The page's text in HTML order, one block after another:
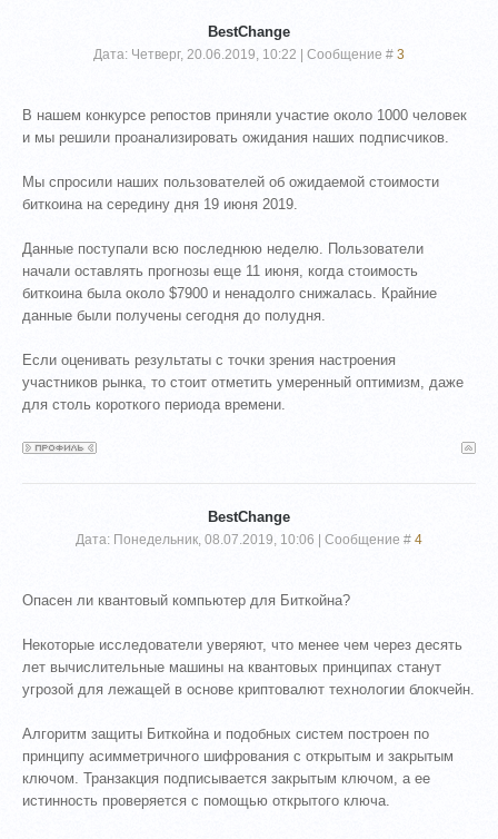
BestChange
Дата: Четверг, 20.06.2019, 10:22 | Сообщение # 3
В нашем конкурсе репостов приняли участие около 1000 человек
и мы решили проанализировать ожидания наших подписчиков.
Мы спросили наших пользователей об ожидаемой стоимости
биткоина на середину дня 19 июня 2019.
Данные поступали всю последнюю неделю. Пользователи
начали оставлять прогнозы еще 11 июня, когда стоимость
биткоина была около $7900 и ненадолго снижалась. Крайние
данные были получены сегодня до полудня.
Если оценивать результаты с точки зрения настроения
участников рынка, то стоит отметить умеренный оптимизм, даже
для столь короткого периода времени.
BestChange
Дата: Понедельник, 08.07.2019, 10:06 | Сообщение # 4
Опасен ли квантовый компьютер для Биткойна?
Некоторые исследователи уверяют, что менее чем через десять
лет вычислительные машины на квантовых принципах станут
угрозой для лежащей в основе криптовалют технологии блокчейн.
Алгоритм защиты Биткойна и подобных систем построен по
принципу асимметричного шифрования с открытым и закрытым
ключом. Транзакция подписывается закрытым ключом, а ее
истинность проверяется с помощью открытого ключа.